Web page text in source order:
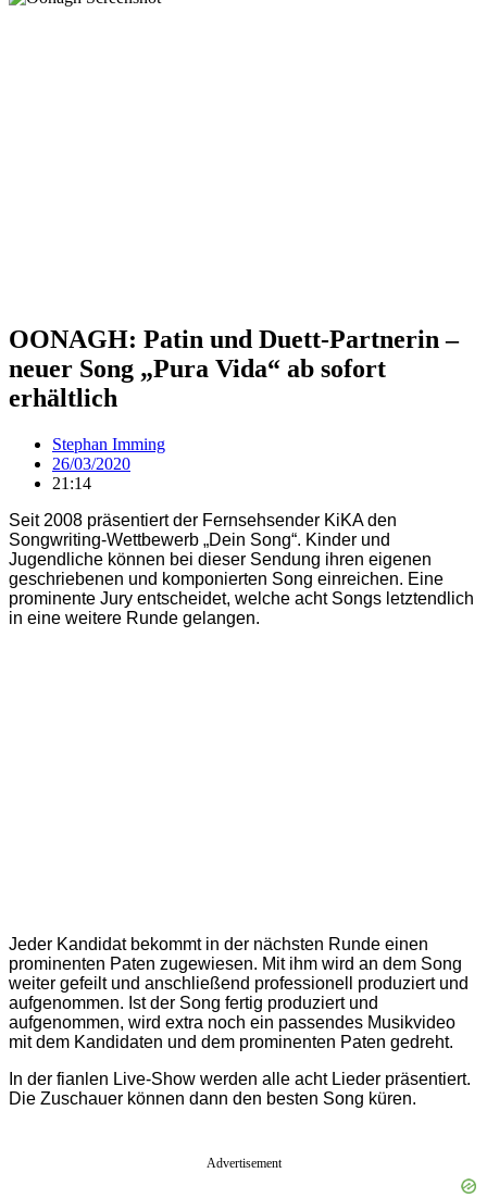
OONAGH: Patin und Duett-Partnerin –
neuer Song „Pura Vida“ ab sofort
erhältlich
Stephan Imming
26/03/2020
21:14
Seit 2008 präsentiert der Fernsehsender KiKA den
Songwriting-Wettbewerb „Dein Song“. Kinder und
Jugendliche können bei dieser Sendung ihren eigenen
geschriebenen und komponierten Song einreichen. Eine
prominente Jury entscheidet, welche acht Songs letztendlich
in eine weitere Runde gelangen.
Jeder Kandidat bekommt in der nächsten Runde einen
prominenten Paten zugewiesen. Mit ihm wird an dem Song
weiter gefeilt und anschließend professionell produziert und
aufgenommen. Ist der Song fertig produziert und
aufgenommen, wird extra noch ein passendes Musikvideo
mit dem Kandidaten und dem prominenten Paten gedreht.
In der fianlen Live-Show werden alle acht Lieder präsentiert.
Die Zuschauer können dann den besten Song küren.
Advertisement